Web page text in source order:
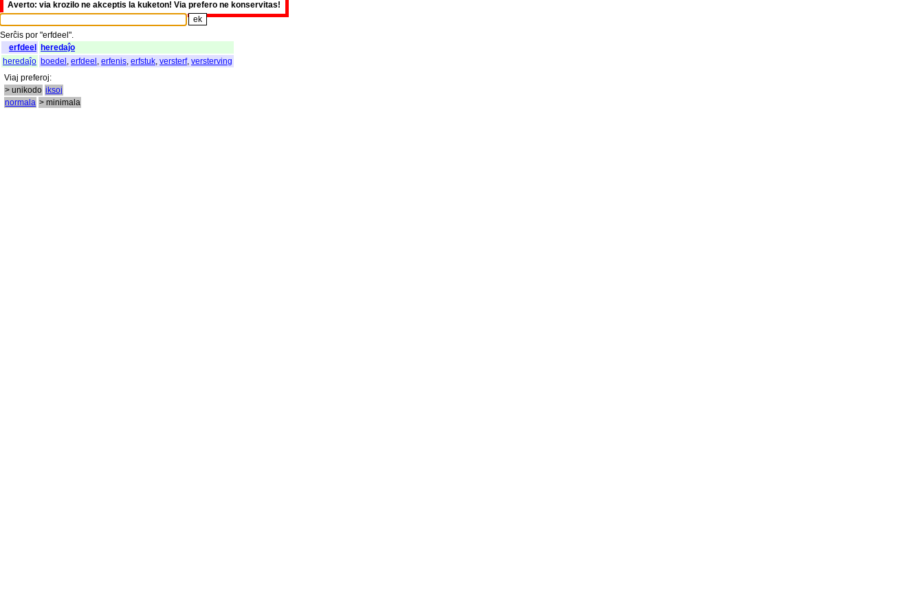
Averto: via krozilo ne akceptis la kuketon! Via prefero ne konservitas!
Serĉis por "erfdeel".
erfdeel heredaĵo
heredaĵo boedel erfdeel erfenis erfstuk versterf, versterving
Viaj preferoj:
> unikodo iksoj
normala > minimala